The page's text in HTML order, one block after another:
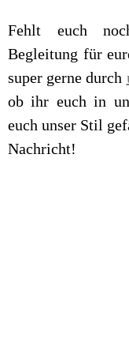
Fehlt euch
Begleitung für
super gerne durch
ob ihr euch in
euch unser Stil
Nachricht!